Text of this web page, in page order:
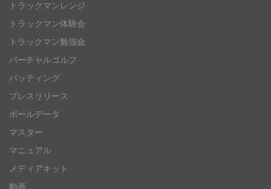
トラックマンレンジ
トラックマン体験会
トラックマン勉強会
バーチャルゴルフ
パッティング
プレスリリース
ボールデータ
マスター
マニュアル
メディアキット
動画